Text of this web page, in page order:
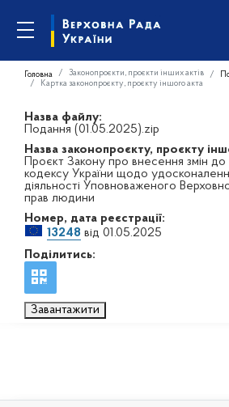
Головна Законопроєкти, проєкти інших актів
Картка законопроєкту, проєкту іншого акта
Назва файлу:
Подання (01.05.2025).zip
Назва законопроєкту, проєкту
Проєкт Закону про внесення змін
кодексу України щодо
діяльності Уповноваженого
прав людини
Номер, дата реєстрації:
13248 від 01.05.2025
Поділитись:
Завантажити